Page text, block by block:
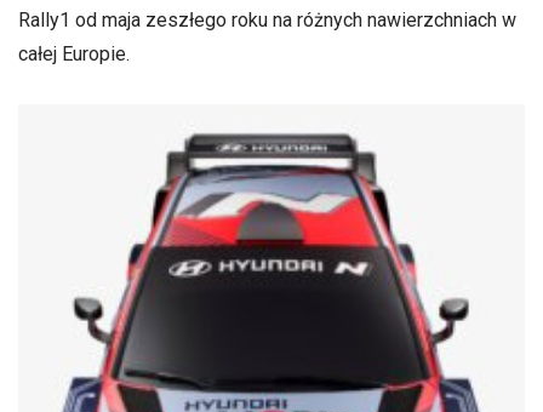
Rally1 od maja zeszłego roku na różnych nawierzchniach w
całej Europie.